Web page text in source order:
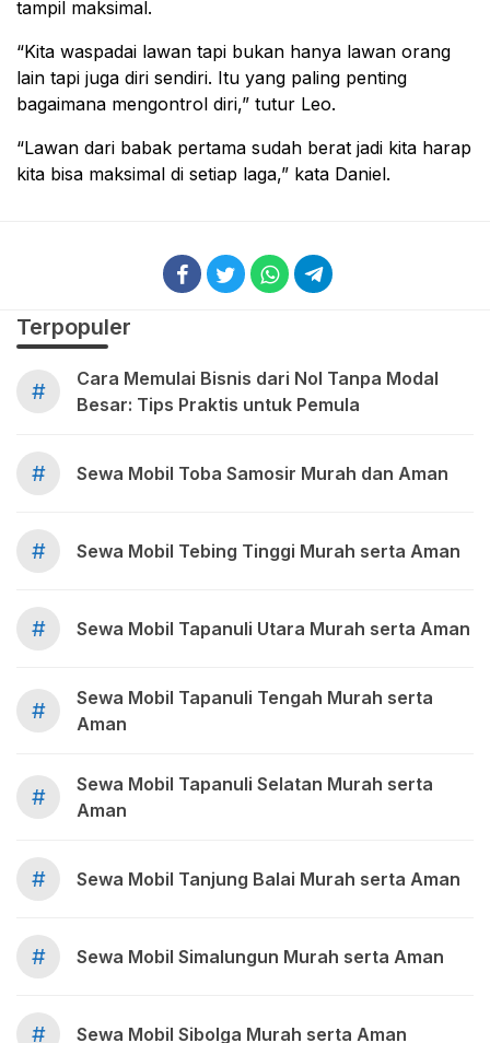
tampil maksimal.
“Kita waspadai lawan tapi bukan hanya lawan orang
lain tapi juga diri sendiri. Itu yang paling penting
bagaimana mengontrol diri,” tutur Leo.
“Lawan dari babak pertama sudah berat jadi kita harap
kita bisa maksimal di setiap laga,” kata Daniel.
Terpopuler
#
Cara Memulai Bisnis dari Nol Tanpa Modal
Besar: Tips Praktis untuk Pemula
# Sewa Mobil Toba Samosir Murah dan Aman
# Sewa Mobil Tebing Tinggi Murah serta Aman
# Sewa Mobil Tapanuli Utara Murah serta Aman
#
Sewa Mobil Tapanuli Tengah Murah serta
Aman
#
Sewa Mobil Tapanuli Selatan Murah serta
Aman
# Sewa Mobil Tanjung Balai Murah serta Aman
# Sewa Mobil Simalungun Murah serta Aman
# Sewa Mobil Sibolga Murah serta Aman